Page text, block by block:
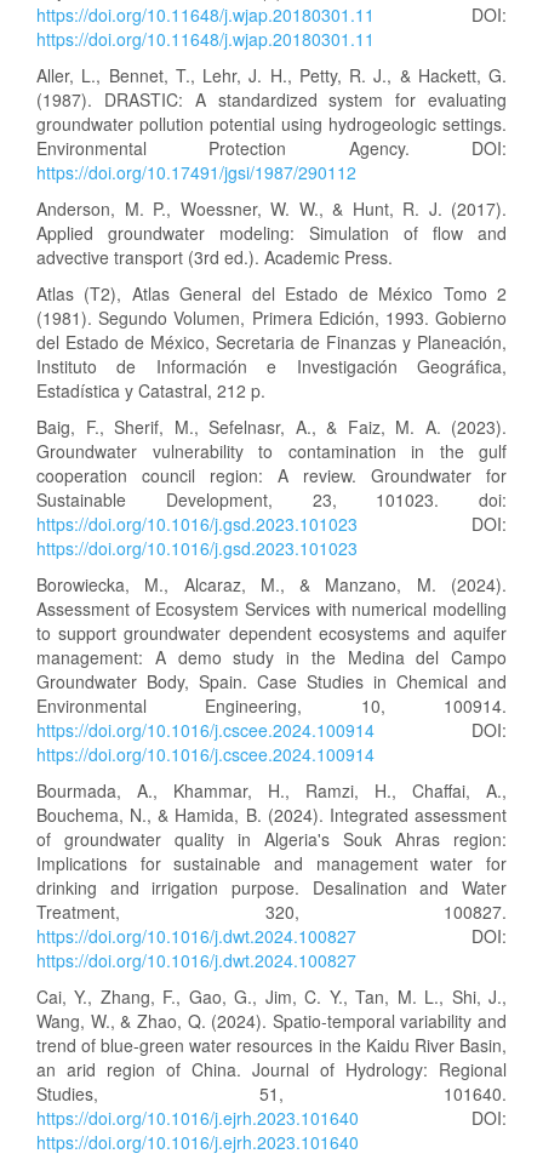
https://doi.org/10.11648/j.wjap.20180301.11
DOI:
https://doi.org/10.11648/j.wjap.20180301.11
Aller, L., Bennet, T., Lehr, J. H., Petty, R. J., & Hackett, G.
(1987). DRASTIC: A standardized system for evaluating
groundwater pollution potential using hydrogeologic settings.
Environmental Protection Agency. DOI:
https://doi.org/10.17491/jgsi/1987/290112
Anderson, M. P., Woessner, W. W., & Hunt, R. J. (2017).
Applied groundwater modeling: Simulation of flow and
advective transport (3rd ed.). Academic Press.
Atlas (T2), Atlas General del Estado de México Tomo 2
(1981). Segundo Volumen, Primera Edición, 1993. Gobierno
del Estado de México, Secretaria de Finanzas y Planeación,
Instituto de Información e Investigación Geográfica,
Estadística y Catastral, 212 p.
Baig, F., Sherif, M., Sefelnasr, A., & Faiz, M. A. (2023).
Groundwater vulnerability to contamination in the gulf
cooperation council region: A review. Groundwater for
Sustainable Development, 23, 101023. doi:
https://doi.org/10.1016/j.gsd.2023.101023 DOI:
https://doi.org/10.1016/j.gsd.2023.101023
Borowiecka, M., Alcaraz, M., & Manzano, M. (2024).
Assessment of Ecosystem Services with numerical modelling
to support groundwater dependent ecosystems and aquifer
management: A demo study in the Medina del Campo
Groundwater Body, Spain. Case Studies in Chemical and
Environmental Engineering, 10, 100914.
https://doi.org/10.1016/j.cscee.2024.100914 DOI:
https://doi.org/10.1016/j.cscee.2024.100914
Bourmada, A., Khammar, H., Ramzi, H., Chaffai, A.,
Bouchema, N., & Hamida, B. (2024). Integrated assessment
of groundwater quality in Algeria's Souk Ahras region:
Implications for sustainable and management water for
drinking and irrigation purpose. Desalination and Water
Treatment, 320, 100827.
https://doi.org/10.1016/j.dwt.2024.100827 DOI:
https://doi.org/10.1016/j.dwt.2024.100827
Cai, Y., Zhang, F., Gao, G., Jim, C. Y., Tan, M. L., Shi, J.,
Wang, W., & Zhao, Q. (2024). Spatio-temporal variability and
trend of blue-green water resources in the Kaidu River Basin,
an arid region of China. Journal of Hydrology: Regional
Studies, 51, 101640.
https://doi.org/10.1016/j.ejrh.2023.101640 DOI:
https://doi.org/10.1016/j.ejrh.2023.101640